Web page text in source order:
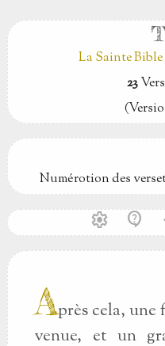
La Sainte Bible
23
Numérotion des
settings contact_support
Après cela, une
venue, et un